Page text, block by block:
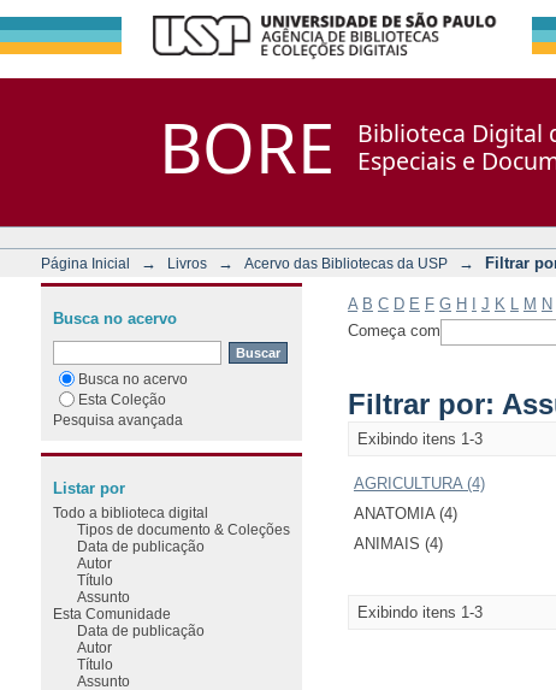
BORE
Biblioteca Digital
Especiais e
Página Inicial → Livros → Acervo das Bibliotecas da USP → Filtrar
A B C D E F G H J K M N
Começa com
Filtrar por:
Exibindo itens 1-3
AGRICULTURA (4)
ANATOMIA (4)
ANIMAIS (4)
Exibindo itens 1-3
Busca no acervo
Busca no acervo
Esta Coleção
Pesquisa avançada
Listar por
Todo a biblioteca digital
Tipos de documento & Coleções
Data de publicação
Autor
Título
Assunto
Esta Comunidade
Data de publicação
Autor
Título
Assunto